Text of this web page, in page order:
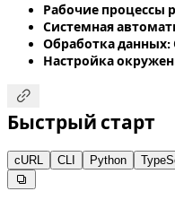
Рабочие процессы
Системная
Обработка данных:
Настройка

Быстрый старт
cURL CLI Python
